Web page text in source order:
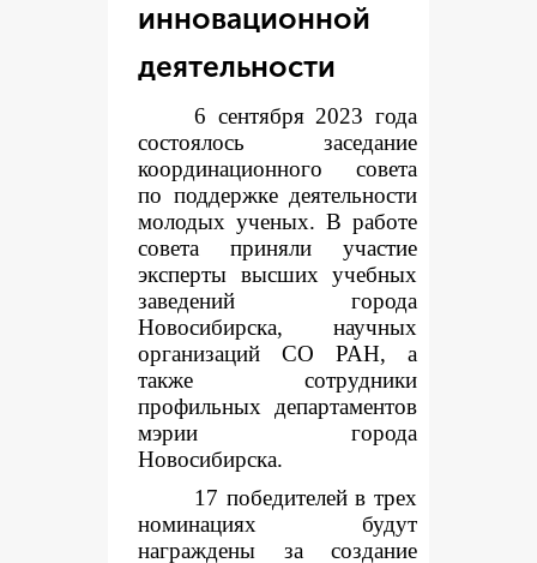
инновационной
деятельности
6 сентября 2023 года
состоялось заседание
координационного совета
по поддержке деятельности
молодых ученых. В работе
совета приняли участие
эксперты высших учебных
заведений города
Новосибирска, научных
организаций СО РАН, а
также сотрудники
профильных департаментов
мэрии города
Новосибирска.
17 победителей в трех
номинациях будут
награждены за создание